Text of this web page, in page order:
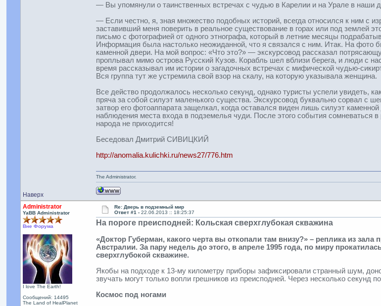
— Вы упомянули о таинственных встречах с чудью в Карелии и на Урале в наши
— Если честно, я, зная множество подобных историй, всегда относился к ним с
заставивший меня поверить в реальное существование в горах или под землей
письмо с фотографией от одного этнографа, который в летние месяцы
Информация была настолько неожиданной, что я связался с ним. Итак. На фото
каменной двери. На мой вопрос: «Что это?» — экскурсовод рассказал
проплывал мимо острова Русский Кузов. Корабль шел вблизи берега, и люди с
время рассказывал им истории о загадочных встречах с мифической чудью-
Вся группа тут же устремила свой взор на скалу, на которую указывала женщина.
Все действо продолжалось несколько секунд, однако туристы успели увидеть,
пряча за собой силуэт маленького существа. Экскурсовод буквально сорвал с
затвор его фотоаппарата защелкал, когда оставался виден лишь силуэт
наблюдения места входа в подземелья чуди. После этого события сомневаться
народа не приходится!
Беседовал Дмитрий СИВИЦКИЙ
http://anomalia.kulichki.ru/news27/776.htm
Наверх
The Administrator.
Administrator
YaBB Administrator
Вне Форума
I love The Earth!
Сообщений: 14495
The Land of HealPlanet
Re: Дверь в подземный мир
Ответ #1 - 22.06.2013 :: 18:25:37
На пороге преисподней: Кольская сверхглубокая скважина
«Доктор Губерман, какого черта вы откопали там внизу?» – реплика из
Австралии. За пару недель до этого, в апреле 1995 года, по миру
сверхглубокой скважине.
Якобы на подходе к 13-му километру приборы зафиксировали странный шум,
звучать могут только вопли грешников из преисподней. Через несколько секунд
Космос под ногами